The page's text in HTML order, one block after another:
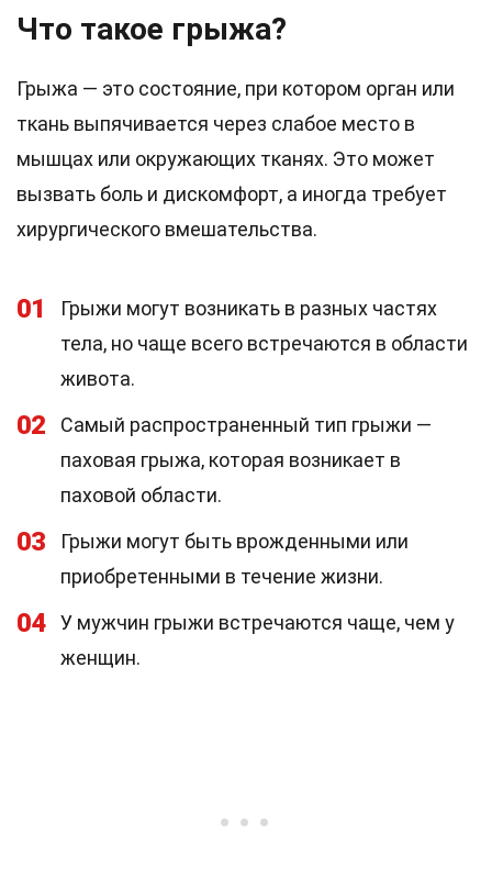
Что такое грыжа?
Грыжа — это состояние, при котором орган или
ткань выпячивается через слабое место в
мышцах или окружающих тканях. Это может
вызвать боль и дискомфорт, а иногда требует
хирургического вмешательства.
01
Грыжи могут возникать в разных частях
тела, но чаще всего встречаются в области
живота.
02
Самый распространенный тип грыжи —
паховая грыжа, которая возникает в
паховой области.
03
Грыжи могут быть врожденными или
приобретенными в течение жизни.
04
У мужчин грыжи встречаются чаще, чем у
женщин.